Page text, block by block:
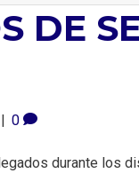
DE
| 0
durante los